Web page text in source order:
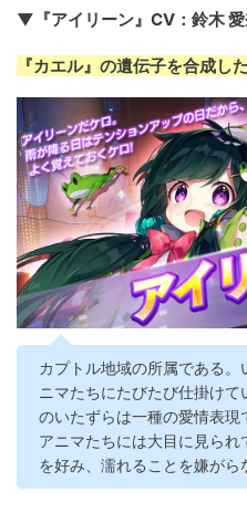
▼『アイリーン』CV：鈴木
『カエル』の遺伝子を合成し
カプトル地域の所属である
ニマたちにたびたび仕掛け
のいたずらは一種の愛情表
アニマたちには大目に見ら
を好み、濡れることを嫌がら